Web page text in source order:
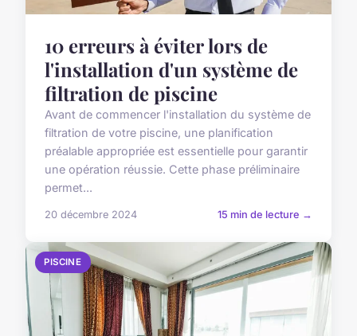
10 erreurs à éviter lors de
l'installation d'un système de
filtration de piscine
Avant de commencer l'installation du système de
filtration de votre piscine, une planification
préalable appropriée est essentielle pour garantir
une opération réussie. Cette phase préliminaire
permet...
20 décembre 2024 15 min de lecture →
PISCINE